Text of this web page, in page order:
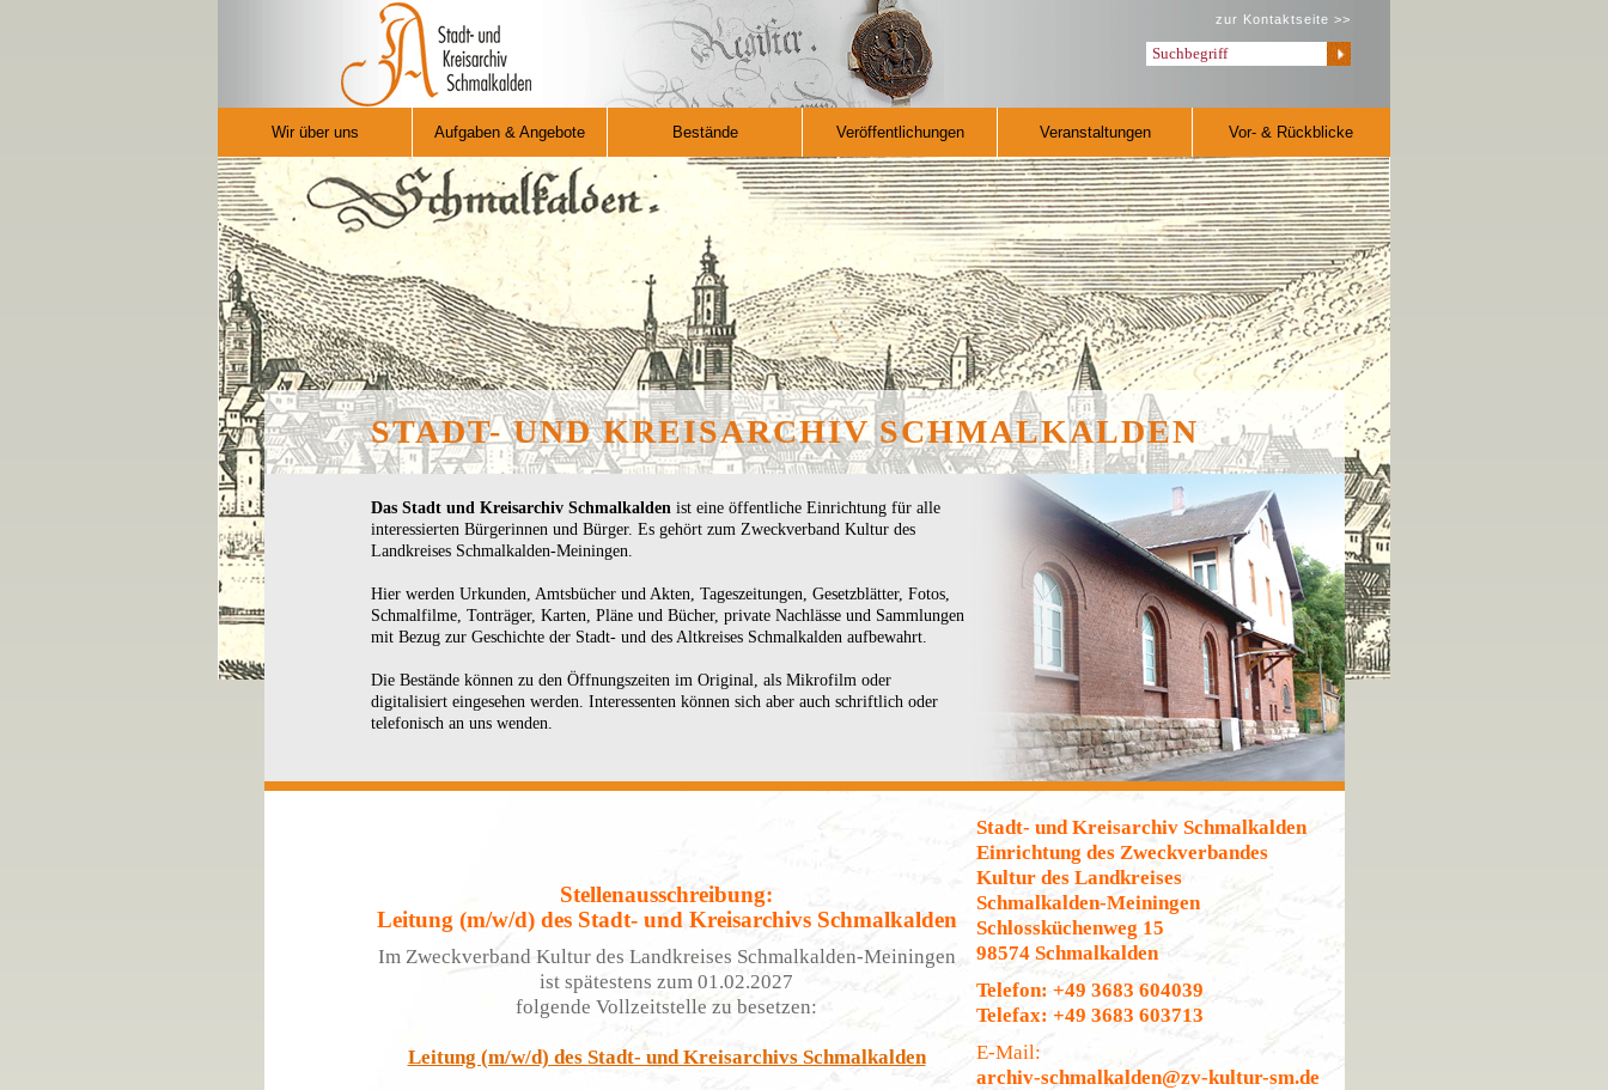
zur Kontaktseite >>
Wir über uns Aufgaben & Angebote Bestände Veröffentlichungen Veranstaltungen Vor- & Rückblicke
STADT- UND KREISARCHIV SCHMALKALDEN
Das Stadt und Kreisarchiv Schmalkalden ist eine öffentliche Einrichtung für alle
interessierten Bürgerinnen und Bürger. Es gehört zum Zweckverband Kultur des
Landkreises Schmalkalden-Meiningen.
Hier werden Urkunden, Amtsbücher und Akten, Tageszeitungen, Gesetzblätter, Fotos,
Schmalfilme, Tonträger, Karten, Pläne und Bücher, private Nachlässe und Sammlungen
mit Bezug zur Geschichte der Stadt- und des Altkreises Schmalkalden aufbewahrt.
Die Bestände können zu den Öffnungszeiten im Original, als Mikrofilm oder
digitalisiert eingesehen werden. Interessenten können sich aber auch schriftlich oder
telefonisch an uns wenden.
Stellenausschreibung:
Leitung (m/w/d) des Stadt- und Kreisarchivs Schmalkalden
Im Zweckverband Kultur des Landkreises Schmalkalden-Meiningen
ist spätestens zum 01.02.2027
folgende Vollzeitstelle zu besetzen:
Leitung (m/w/d) des Stadt- und Kreisarchivs Schmalkalden
Stadt- und Kreisarchiv Schmalkalden
Einrichtung des Zweckverbandes
Kultur des Landkreises
Schmalkalden-Meiningen
Schlossküchenweg 15
98574 Schmalkalden
Telefon: +49 3683 604039
Telefax: +49 3683 603713
E-Mail:
archiv-schmalkalden@zv-kultur-sm.de